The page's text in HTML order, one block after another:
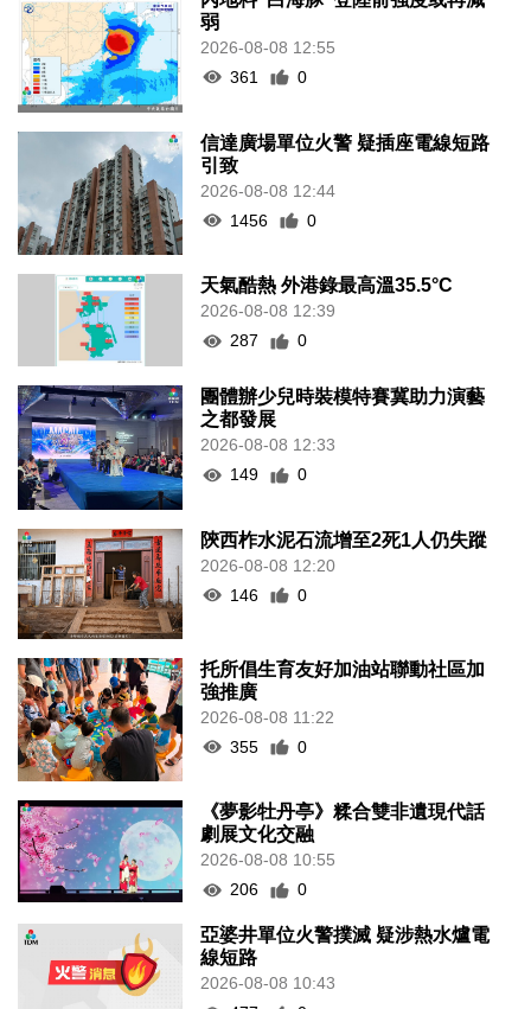
弱
2026-08-08 12:55
361
0
信達廣場單位火警 疑插座電線短路
引致
2026-08-08 12:44
1456
0
天氣酷熱 外港錄最高溫35.5°C
2026-08-08 12:39
287
0
團體辦少兒時裝模特賽冀助力演藝
之都發展
2026-08-08 12:33
149
0
陝西柞水泥石流增至2死1人仍失蹤
2026-08-08 12:20
146
0
托所倡生育友好加油站聯動社區加
強推廣
2026-08-08 11:22
355
0
《夢影牡丹亭》糅合雙非遺現代話
劇展文化交融
2026-08-08 10:55
206
0
亞婆井單位火警撲滅 疑涉熱水爐電
線短路
2026-08-08 10:43